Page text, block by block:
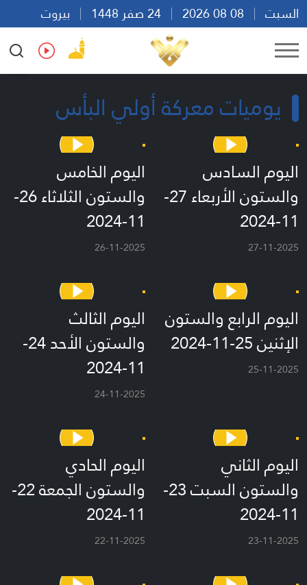
السبت
بيروت
14:25
Ar En Fr Es
يوميات معركة أولي البأس
اليوم السادس
والستون الأربعاء 27-
11-2024
27-11-2025
اليوم الخامس
والستون الثلاثاء 26-
11-2024
26-11-2025
اليوم الرابع والستون
الإثنين 25-11-2024
25-11-2025
اليوم الثالث
والستون الأحد 24-
11-2024
24-11-2025
اليوم الثاني
والستون السبت 23-
11-2024
23-11-2025
اليوم الحادي
والستون الجمعة 22-
11-2024
22-11-2025